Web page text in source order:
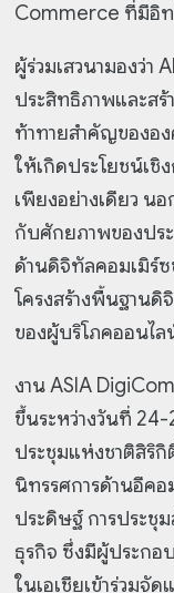
Commerce ที่มีอิ
ผู้ร่วมเสวนามองว่า
ประสิทธิภาพและส
ท้าทายสำคัญของอ
ให้เกิดประโยชน์เชิ
เพียงอย่างเดียว น
กับศักยภาพของปร
ด้านดิจิทัลคอมเมิร์
โครงสร้างพื้นฐานดิ
ของผู้บริโภคออนไล
งาน ASIA
ขึ้นระหว่างวันที่
ประชุมแห่งชาติสิริ
นิทรรศการด้านอีค
ประดิษฐ์ การประชุ
ธุรกิจ ซึ่งมีผู้ประกอ
ในเอเชียเข้าร่วมจัด